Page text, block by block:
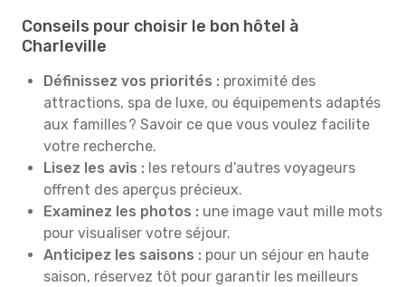
Conseils pour choisir le bon hôtel à
Charleville
Définissez vos priorités : proximité des
attractions, spa de luxe, ou équipements adaptés
aux familles ? Savoir ce que vous voulez facilite
votre recherche.
Lisez les avis : les retours d’autres voyageurs
offrent des aperçus précieux.
Examinez les photos : une image vaut mille mots
pour visualiser votre séjour.
Anticipez les saisons : pour un séjour en haute
saison, réservez tôt pour garantir les meilleurs